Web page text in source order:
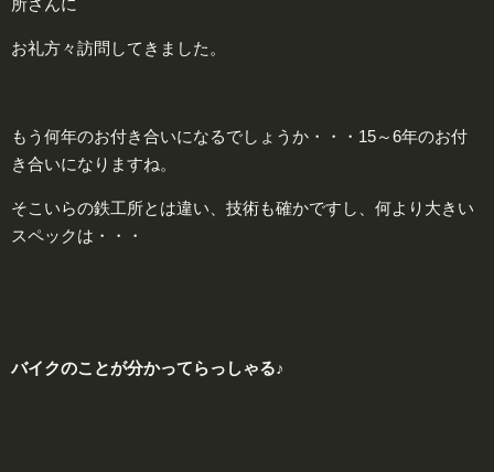
お礼方々訪問してきました。
もう何年のお付き合いになるでしょうか・・・15～6年のお付
き合いになりますね。
そこいらの鉄工所とは違い、技術も確かですし、何より大きい
スペックは・・・
バイクのことが分かってらっしゃる♪